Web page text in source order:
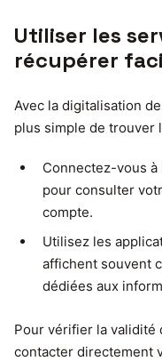
Utiliser les
récupérer
Avec la digitalisation
plus simple de trouver
Connectez-vous à
pour consulter
compte.
Utilisez les
affichent souvent
dédiées aux
Pour vérifier la validité
contacter directement